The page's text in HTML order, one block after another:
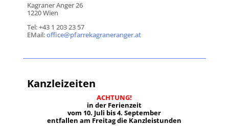
Kagraner Anger 26
1220 Wien
Tel: +43 1 203 23 57
EMail:office@pfarrekagraneranger.at
Kanzleizeiten
ACHTUNG!
in der Ferienzeit
vom 10. Juli bis 4. September
entfallen am Freitag die Kanzleistunden